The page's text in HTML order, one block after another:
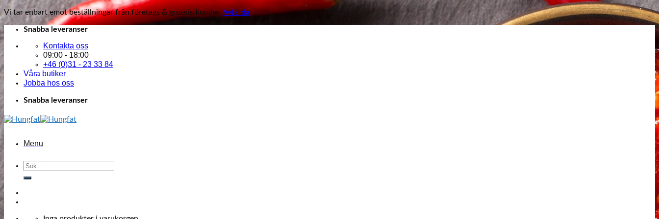
Vi tar enbart emot beställningar från företags & grossistkunder.Avfärda
Skip
to
content
Snabba leveranser
Kontakta oss
09:00 - 18:00
+46 (0)31 - 23 33 84
Våra butiker
Jobba hos oss
Snabba leveranser
Menu
Sök